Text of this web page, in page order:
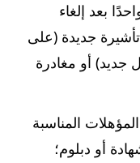
بعد إلغاء
جديدة (على
جديد) أو مغادرة
المناسبة
أو دبلوم؛